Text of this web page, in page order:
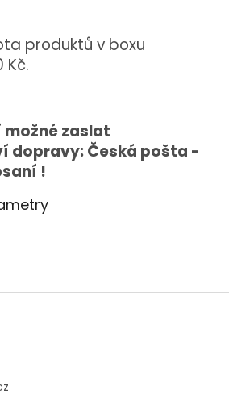
produktů v boxu
Kč.
možné zaslat
dopravy: Česká pošta -
!